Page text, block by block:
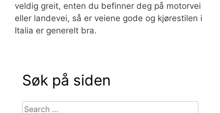
veldig greit, enten du befinner deg på motorvei
eller landevei, så er veiene gode og kjørestilen i
Italia er generelt bra.
Søk på siden
Search